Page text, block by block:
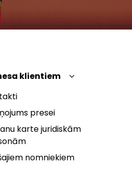
klientiem
presei
karte juridiskām
nomniekiem